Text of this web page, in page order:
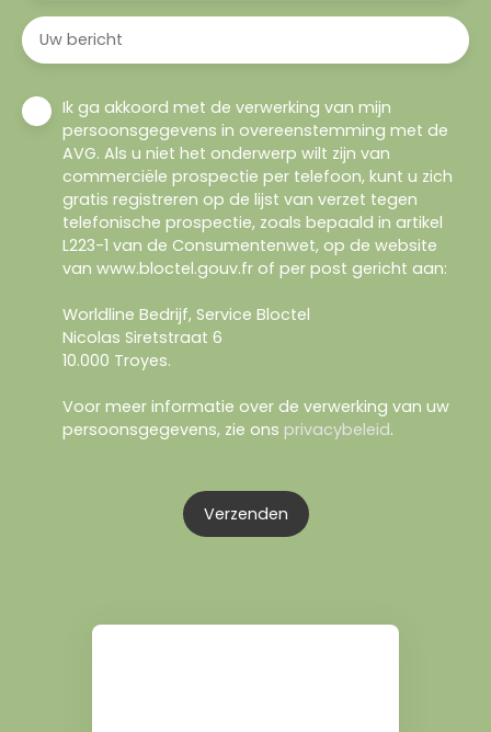
Uw bericht
Ik ga akkoord met de verwerking van mijn
persoonsgegevens in overeenstemming met de
AVG. Als u niet het onderwerp wilt zijn van
commerciële prospectie per telefoon, kunt u zich
gratis registreren op de lijst van verzet tegen
telefonische prospectie, zoals bepaald in artikel
L223-1 van de Consumentenwet, op de website
van www.bloctel.gouv.fr of per post gericht aan:
Worldline Bedrijf, Service Bloctel
Nicolas Siretstraat 6
10.000 Troyes.
Voor meer informatie over de verwerking van uw
persoonsgegevens, zie ons privacybeleid.
Verzenden